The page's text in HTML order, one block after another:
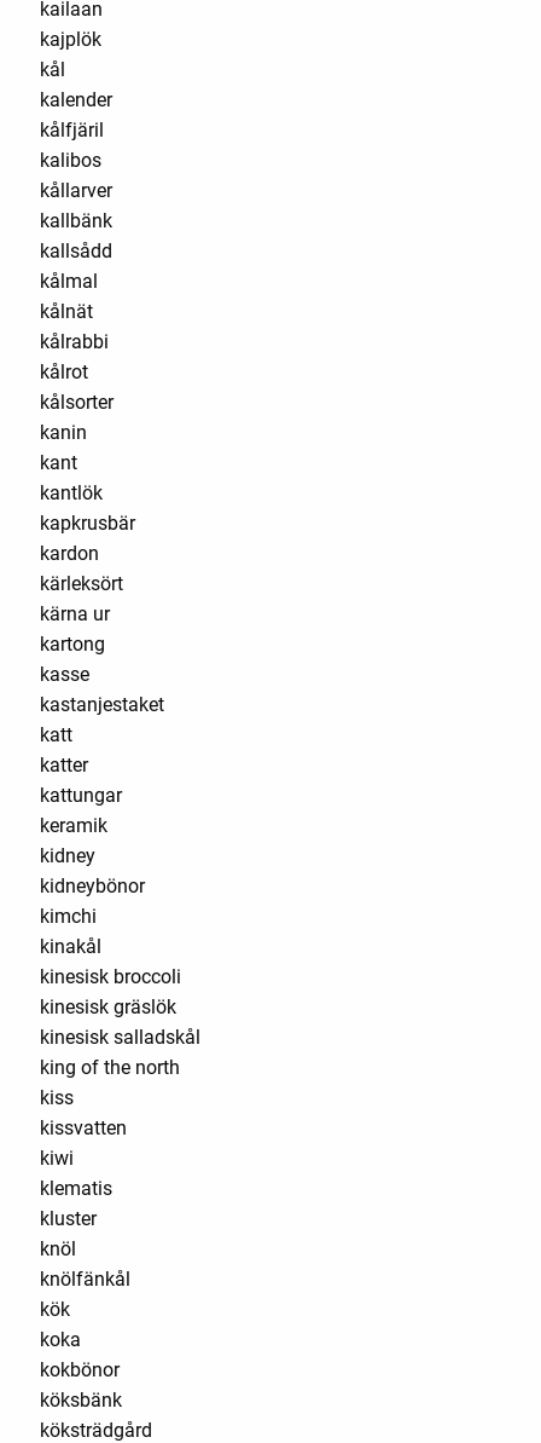
kailaan
kajplök
kål
kalender
kålfjäril
kalibos
kållarver
kallbänk
kallsådd
kålmal
kålnät
kålrabbi
kålrot
kålsorter
kanin
kant
kantlök
kapkrusbär
kardon
kärleksört
kärna ur
kartong
kasse
kastanjestaket
katt
katter
kattungar
keramik
kidney
kidneybönor
kimchi
kinakål
kinesisk broccoli
kinesisk gräslök
kinesisk salladskål
king of the north
kiss
kissvatten
kiwi
klematis
kluster
knöl
knölfänkål
kök
koka
kokbönor
köksbänk
köksträdgård